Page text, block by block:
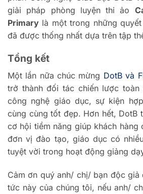
giải pháp phòng luyện thi ảo
Primary là một trong những
đã được thống nhất dựa trên tập
Tổng kết
Một lần nữa chúc mừng DotB và
trở thành đối tác chiến lược
công nghệ giáo dục, sự kiện
cùng cùng tốt đẹp. Hơn hết, DotB
cơ hội tiềm năng giúp khách hàng
đơn vị đào tạo, giáo dục có
tuyệt vời trong hoạt động giảng
Cảm ơn quý anh/ chị/ bạn độc giả
tức này của chúng tôi, nếu anh/